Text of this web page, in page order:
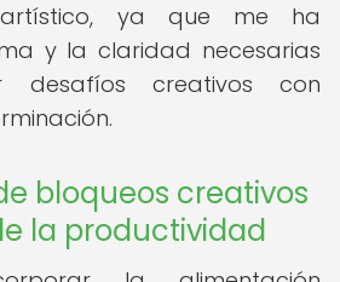
ya que me ha
y la claridad necesarias
desafíos creativos con
bloqueos creativos
la productividad